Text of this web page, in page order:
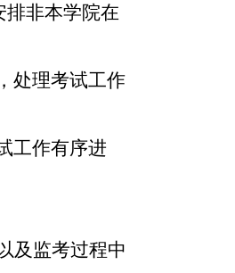
排非本学院在
处理考试工作
工作有序进
及监考过程中